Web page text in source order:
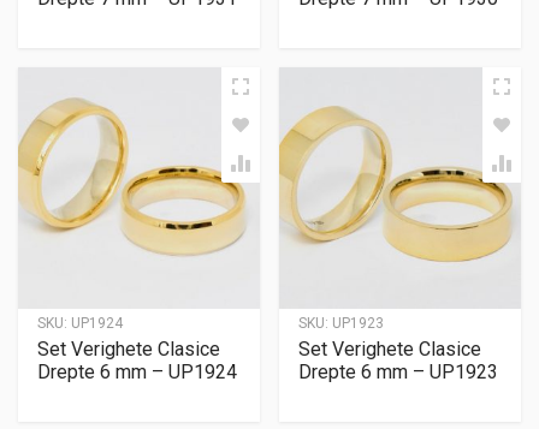
SKU: UP1924
Set Verighete Clasice
Drepte 6 mm – UP1924
SKU: UP1923
Set Verighete Clasice
Drepte 6 mm – UP1923